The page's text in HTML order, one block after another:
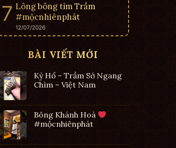
Lông bông tìm Trầm
#mộcnhiênphát
12/07/2026
BÀI VIẾT MỚI
Kỳ Hổ – Trầm Sớ Ngang
Chìm – Việt Nam
Bông Khánh Hoà
#mộcnhiênphát